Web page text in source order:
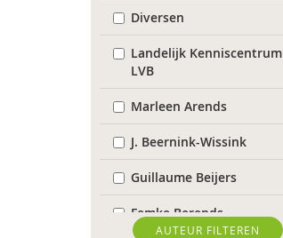
Diversen
Landelijk Kenniscentrum
LVB
Marleen Arends
J. Beernink-Wissink
Guillaume Beijers
Femke Berends
AUTEUR FILTEREN